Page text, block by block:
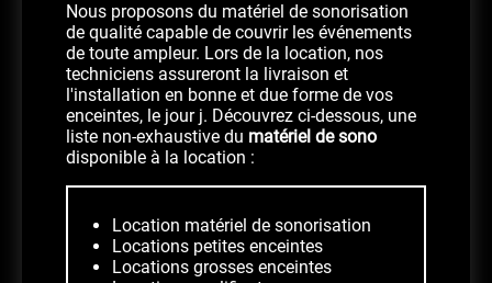
Nous proposons du matériel de sonorisation
de qualité capable de couvrir les événements
de toute ampleur. Lors de la location, nos
techniciens assureront la livraison et
l'installation en bonne et due forme de vos
enceintes, le jour j. Découvrez ci-dessous, une
liste non-exhaustive du matériel de sono
disponible à la location :
Location matériel de sonorisation
Locations petites enceintes
Locations grosses enceintes